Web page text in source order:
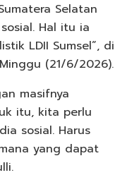
Selatan
Hal itu ia
LDII Sumsel”, di
(21/6/2026).
masifnya
itu, kita perlu
sosial. Harus
yang dapat